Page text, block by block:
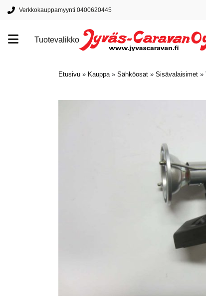
Verkkokauppamyynti 0400620445
Tuotevalikko
Etusivu » Kauppa» Sähköosat » Sisävalaisimet »